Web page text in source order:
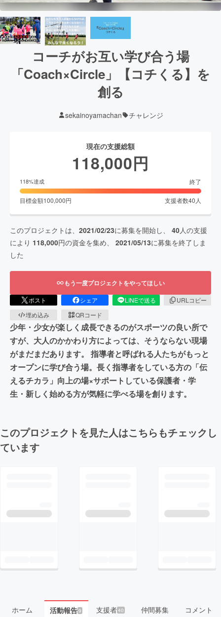
コーチがお互い学び合う場
「Coach×Circle」【コチくる】を
創る
sekainoyamachan チャレンジ
現在の支援総額
118,000円
118%達成 終了
目標金額100,000円 支援者数40 人
このプロジェクトは、 2021/02/23に募集を開始し、 40人の支援
により 118,000円の資金を集め、 2021/05/13に募集を終了しま
した
もう一度プロジェクトをやってほしい
ポスト シェア LINEで送る
URLコピー
埋め込み
QRコード
少年・少女が楽しく成長できるのがスポーツの良い所で
すが、大人のかかわり方によっては、そうならない現場
がまだまだあります。 指導者と呼ばれる人たちがもっと
オープンに学び合う場。長く指導者をしている方の「伝
えるチカラ」向上の場×サポートしている保護者・学
生・新しく始める方が気軽に学べる場を創ります。
このプロジェクトを見た人はこちらもチェックし
ています
ホーム 活動報告9 支援者40 仲間募集 コメント